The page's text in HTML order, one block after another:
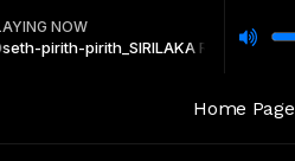
NOW
pirith-pirith_SIRILAKA RADIO
Home Page